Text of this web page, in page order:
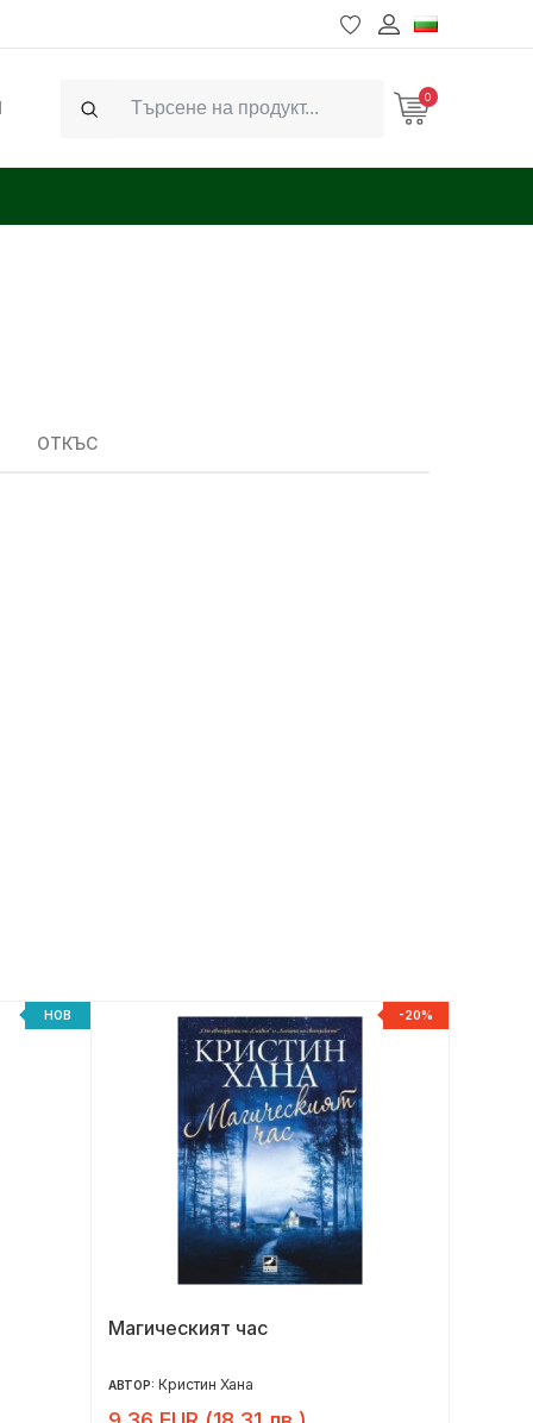
Search
0
ОТКЪС
НОВ -20%
Магическият час
АВТОР: Кристин Хана